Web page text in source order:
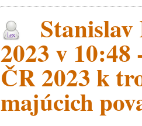
2023 v 10:48
ČR 2023 k
majúcich